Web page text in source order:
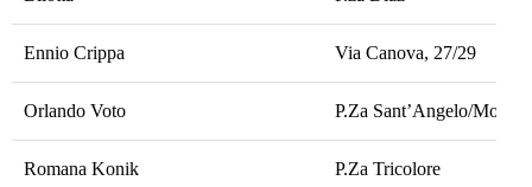
Ennio Crippa Via Canova, 27/29
Orlando Voto P.Za Sant’Angelo/
Romana Konik P.Za Tricolore